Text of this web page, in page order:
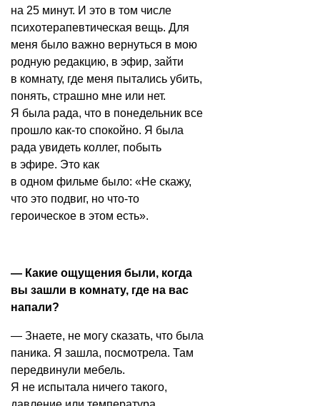
на 25 минут. И это в том числе
психотерапевтическая вещь. Для
меня было важно вернуться в мою
родную редакцию, в эфир, зайти
в комнату, где меня пытались убить,
понять, страшно мне или нет.
Я была рада, что в понедельник все
прошло как-то спокойно. Я была
рада увидеть коллег, побыть
в эфире. Это как
в одном фильме было: «Не скажу,
что это подвиг, но что-то
героическое в этом есть».
— Какие ощущения были, когда
вы зашли в комнату, где на вас
напали?
— Знаете, не могу сказать, что была
паника. Я зашла, посмотрела. Там
передвинули мебель.
Я не испытала ничего такого,